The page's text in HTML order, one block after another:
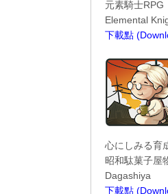
元素騎士RPG
Elemental
下載點
心にしみる育
昭和駄菓子屋
Dagashiya
下載點